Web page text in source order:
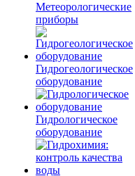
Метеорологические
приборы
Гидрогеологическое
оборудование
Гидрологическое
оборудование